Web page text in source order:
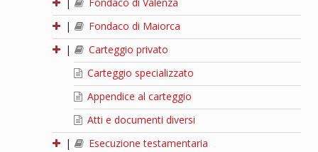
|
Fondaco di Maiorca
|
Carteggio privato
Carteggio specializzato
Appendice al carteggio
Atti e documenti diversi
|
Esecuzione testamentaria